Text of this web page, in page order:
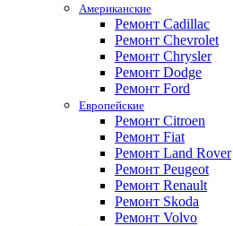
Американские
Ремонт Cadillac
Ремонт Chevrolet
Ремонт Chrysler
Ремонт Dodge
Ремонт Ford
Европейские
Ремонт Citroen
Ремонт Fiat
Ремонт Land Rover
Ремонт Peugeot
Ремонт Renault
Ремонт Skoda
Ремонт Volvo